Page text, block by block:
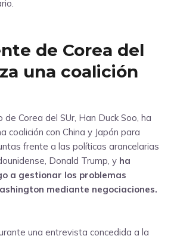
de Corea del
una coalición
Corea del SUr, Han Duck Soo, ha
coalición con China y Japón para
frente a las políticas arancelarias
Donald Trump, y ha
a gestionar los problemas
mediante negociaciones.
una entrevista concedida a la